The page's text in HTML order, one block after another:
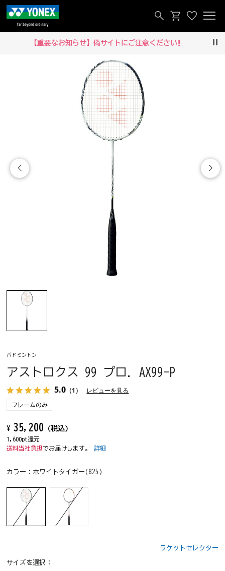
【重要なお知らせ】偽サイトにご注意ください‼
バドミントン
アストロクス 99 プロ. AX99-P
5.0 （1） レビューを見る
フレームのみ
¥35,200 (税込)
1,600pt還元
送料当社負担 でお届けします。詳細
カラー： ホワイトタイガー(825)
ラケットセレクター
サイズを選択：